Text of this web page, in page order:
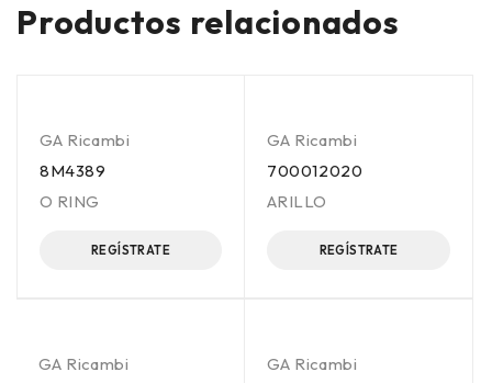
Productos relacionados
GA Ricambi
8M4389
O RING
REGÍSTRATE
GA Ricambi
700012020
ARILLO
REGÍSTRATE
GA Ricambi
GA Ricambi